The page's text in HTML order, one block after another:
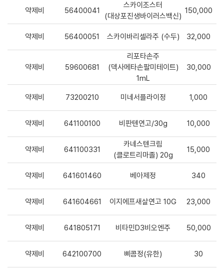
약제비 56400041
스카이조스터
(대상포진생바이러스백신)
150,000
약제비 56400051 스카이바리셀라주 (수두) 32,000
약제비 59600681
리포타손주
(덱사메타손팔미테이트)
1mL
30,000
약제비 73200210 미네서플라이정 1,000
약제비 641100100 비판텐연고/30g 10,000
약제비 641100331
카네스텐크림
(클로트리마졸) 20g
15,000
약제비 641601460 베아제정 340
약제비 641604661 이지에프새살연고 10G 23,000
약제비 641805171 비타민D3비오엔주 50,000
약제비 642100700 삐콤정(유한) 30